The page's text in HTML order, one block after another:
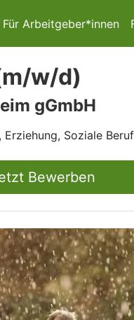
Für Arbeitgeber*innen
w/d)
gGmbH
Erziehung, Soziale
Bewerben